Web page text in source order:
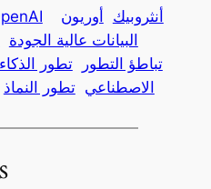
أنثروبيك
أوريون
البيانات عالية الجودة
تباطؤ التطور
تطور الذكاء
الاصطناعي تطور النماذ